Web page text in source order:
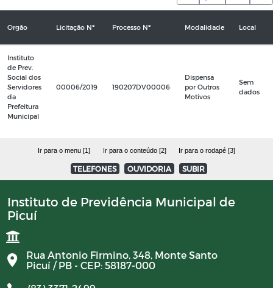
Orgão Licitação Nº Processo Nº Modalidade Local
Instituto
de Prev.
Social dos
Servidores
da
Prefeitura
Municipal
00006/2019 190207DV00006
Dispensa
por Outros
Motivos
Sem
dados
Ir para o menu [1] Ir para o conteúdo [2] Ir para o rodapé [3]
TELEFONES OUVIDORIA SUBIR
Instituto de Previdência Municipal de
Picuí
Rua Antonio Firmino, 348, Monte Santo
Picuí / PB - CEP: 58187-000